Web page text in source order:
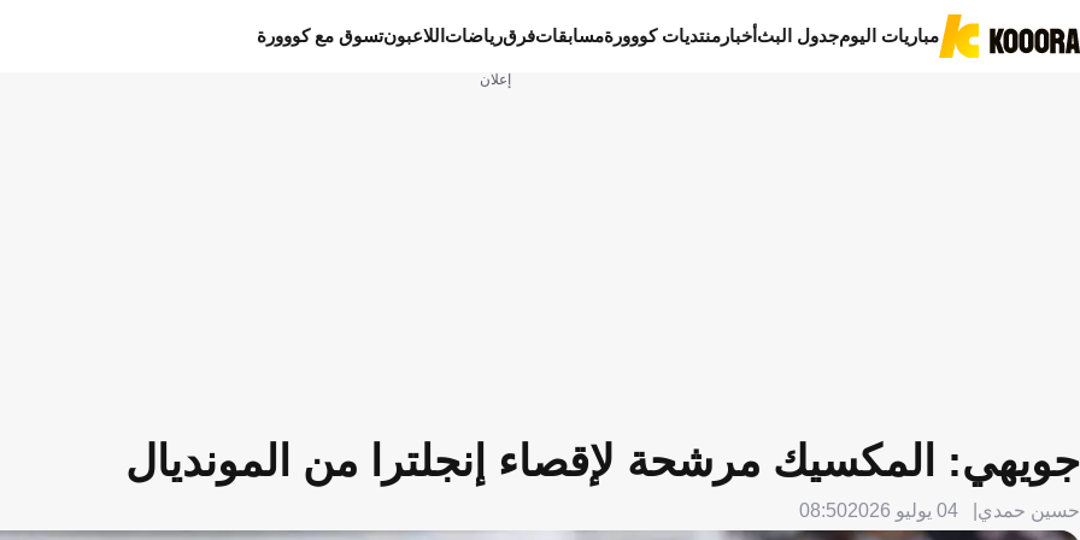
مباريات اليومجدول البثأخبار منتديات كووورةمسابقاتفرقرياضات اللاعبونتسوق مع كووورة
إعلان
جويهي: المكسيك مرشحة لإقصاء إنجلترا من المونديال
حسين حمدي 04 يوليو 2026 08:50